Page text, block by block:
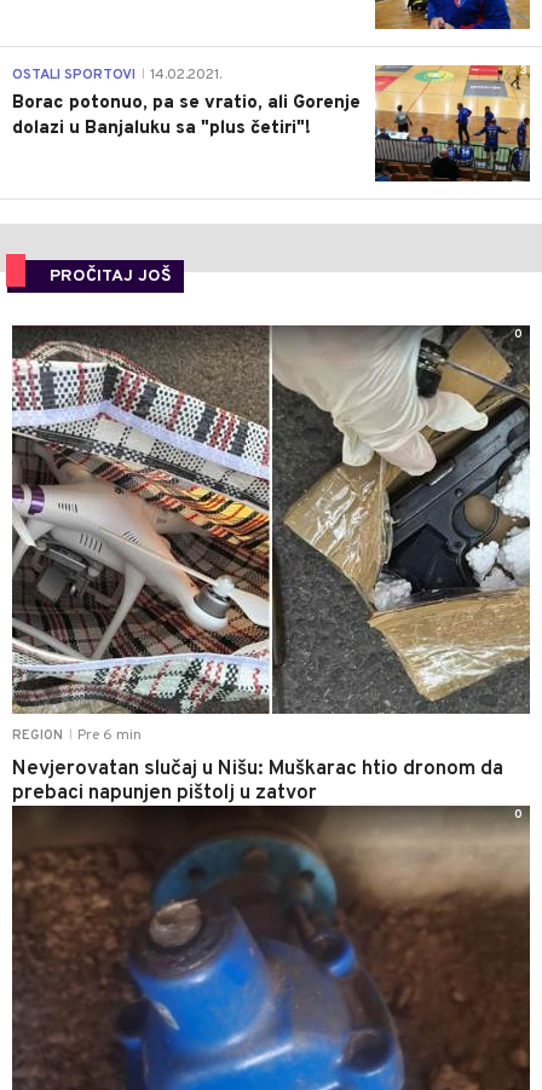
3
OSTALI SPORTOVI 14.02.2021.
Borac potonuo, pa se vratio, ali Gorenje
dolazi u Banjaluku sa "plus četiri"!
PROČITAJ JOŠ
REGION Pre 6 min
Nevjerovatan slučaj u Nišu: Muškarac htio dronom da
prebaci napunjen pištolj u zatvor
0
0